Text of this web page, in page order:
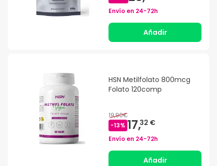
Envío en 24-72h
Añadir
HSN Metilfolato 800mcg
Folato 120comp
19,90€
-13% 17,32 €
Envío en 24-72h
Añadir